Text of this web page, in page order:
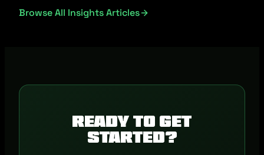
Browse All Insights Articles
Ready to get
started?